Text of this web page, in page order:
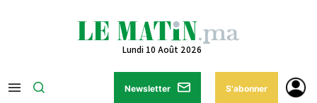
Lundi 10 Août 2026
Newsletter S'abonner